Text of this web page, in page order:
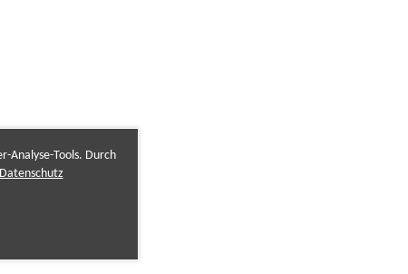
Analyse-Tools. Durch
Datenschutz